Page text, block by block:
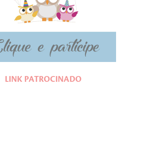
LINK PATROCINADO